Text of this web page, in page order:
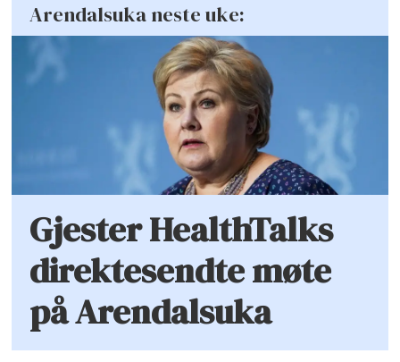
Arendalsuka neste uke:
Gjester HealthTalks
direktesendte møte
på Arendalsuka